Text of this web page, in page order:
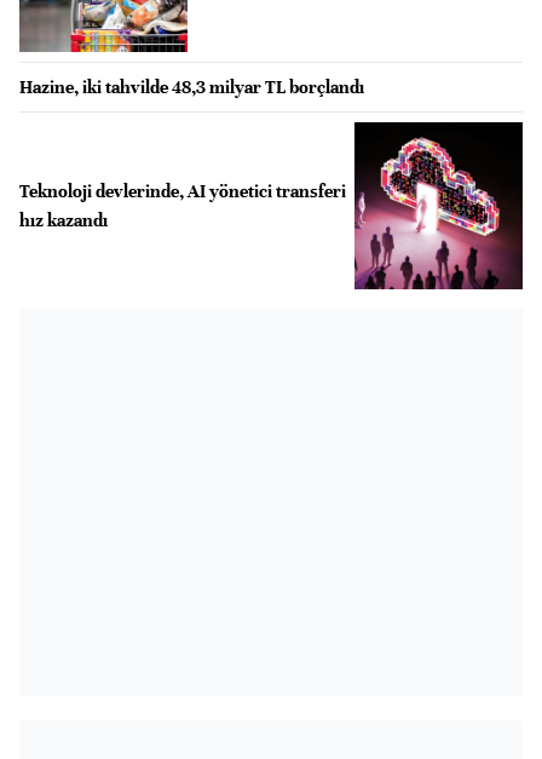
Hazine, iki tahvilde 48,3 milyar TL borçlandı
Teknoloji devlerinde, AI yönetici transferi
hız kazandı